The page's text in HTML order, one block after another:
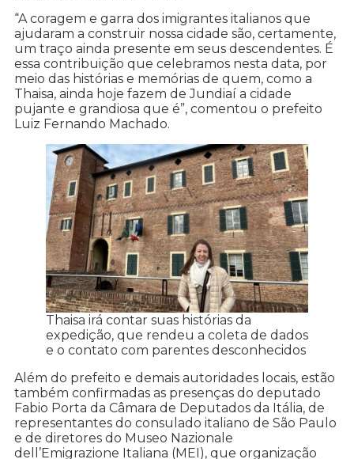
“A coragem e garra dos imigrantes italianos que
ajudaram a construir nossa cidade são, certamente,
um traço ainda presente em seus descendentes. É
essa contribuição que celebramos nesta data, por
meio das histórias e memórias de quem, como a
Thaisa, ainda hoje fazem de Jundiaí a cidade
pujante e grandiosa que é”, comentou o prefeito
Luiz Fernando Machado.
Thaisa irá contar suas histórias da
expedição, que rendeu a coleta de dados
e o contato com parentes desconhecidos
Além do prefeito e demais autoridades locais, estão
também confirmadas as presenças do deputado
Fabio Porta da Câmara de Deputados da Itália, de
representantes do consulado italiano de São Paulo
e de diretores do Museo Nazionale
dell’Emigrazione Italiana (MEI), que organização